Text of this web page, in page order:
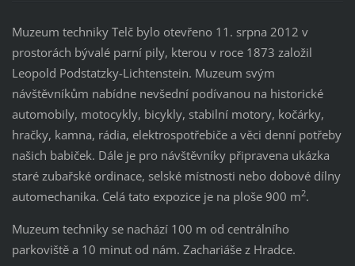
Muzeum techniky Telč bylo otevřeno 11. srpna 2012 v
prostorách bývalé parní pily, kterou v roce 1873 založil
Leopold Podstatzky-Lichtenstein. Muzeum svým
návštěvníkům nabídne nevšední podívanou na historické
automobily, motocykly, bicykly, stabilní motory, kočárky,
hračky, kamna, rádia, elektrospotřebiče a věci denní potřeby
našich babiček. Dále je pro návštěvníky připravena ukázka
staré zubařské ordinace, selské místnosti nebo dobové dílny
automechanika. Celá tato expozice je na ploše 900 m2.
Muzeum techniky se nachází 100 m od centrálního
parkoviště a 10 minut od nám. Zachariáše z Hradce.